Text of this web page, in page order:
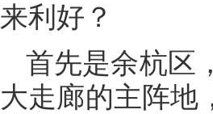
来利好？
首先是余杭区
大走廊的主阵地